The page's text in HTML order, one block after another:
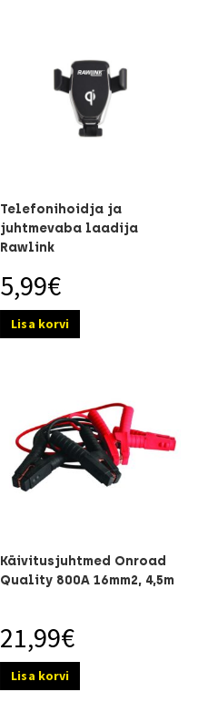
Telefonihoidja ja
juhtmevaba laadija
Rawlink
5,99€
Lisa korvi
Käivitusjuhtmed Onroad
Quality 800A 16mm2, 4,5m
21,99€
Lisa korvi